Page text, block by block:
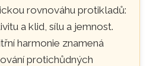
rovnováhu protikladů:
a klid, sílu a jemnost.
harmonie znamená
protichůdných